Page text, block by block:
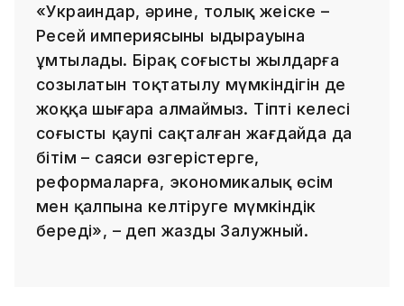
«Украиндар, әрине, толық жеңіске –
Ресей империясының ыдырауына
ұмтылады. Бірақ соғыстың жылдарға
созылатын тоқтатылу мүмкіндігін де
жоққа шығара алмаймыз. Тіпті келесі
соғыстың қаупі сақталған жағдайда да
бітім – саяси өзгерістерге,
реформаларға, экономикалық өсім
мен қалпына келтіруге мүмкіндік
береді», – деп жазды Залужный.